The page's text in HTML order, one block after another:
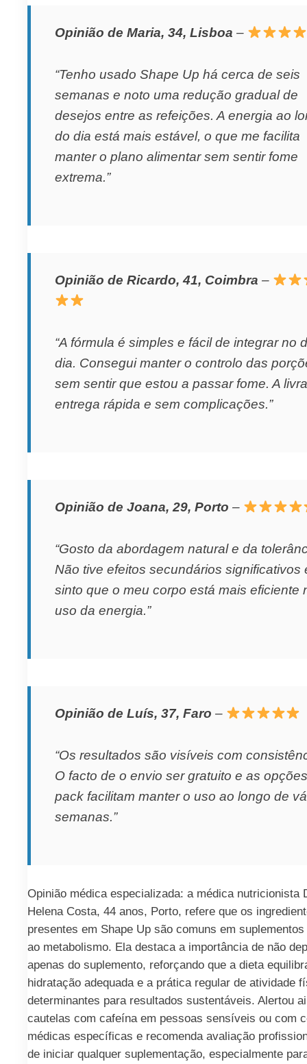
Opinião de Maria, 34, Lisboa –
“Tenho usado Shape Up há cerca de seis
semanas e noto uma redução gradual de
desejos entre as refeições. A energia ao
do dia está mais estável, o que me facilita
manter o plano alimentar sem sentir fome
extrema.”
Opinião de Ricardo, 41, Coimbra –
“A fórmula é simples e fácil de integrar no
dia. Consegui manter o controlo das
sem sentir que estou a passar fome. A
entrega rápida e sem complicações.”
Opinião de Joana, 29, Porto –
“Gosto da abordagem natural e da
Não tive efeitos secundários significativos
sinto que o meu corpo está mais eficiente
uso da energia.”
Opinião de Luís, 37, Faro –
“Os resultados são visíveis com
O facto de o envio ser gratuito e as
pack facilitam manter o uso ao longo de
semanas.”
Opinião médica especializada: a médica nutricionista
Helena Costa, 44 anos, Porto, refere que os
presentes em Shape Up são comuns em suplementos
ao metabolismo. Ela destaca a importância de não
apenas do suplemento, reforçando que a dieta
hidratação adequada e a prática regular de atividade
determinantes para resultados sustentáveis. Alertou
cautelas com cafeína em pessoas sensíveis ou com
médicas específicas e recomenda avaliação
de iniciar qualquer suplementação, especialmente